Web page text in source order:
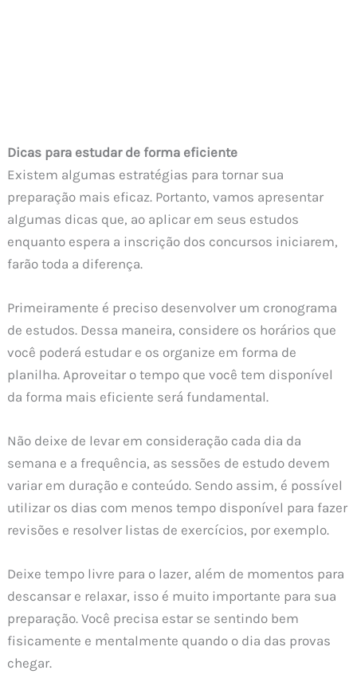
Dicas para estudar de forma eficiente
Existem algumas estratégias para tornar sua
preparação mais eficaz. Portanto, vamos apresentar
algumas dicas que, ao aplicar em seus estudos
enquanto espera a inscrição dos concursos iniciarem,
farão toda a diferença.
Primeiramente é preciso desenvolver um cronograma
de estudos. Dessa maneira, considere os horários que
você poderá estudar e os organize em forma de
planilha. Aproveitar o tempo que você tem disponível
da forma mais eficiente será fundamental.
Não deixe de levar em consideração cada dia da
semana e a frequência, as sessões de estudo devem
variar em duração e conteúdo. Sendo assim, é possível
utilizar os dias com menos tempo disponível para fazer
revisões e resolver listas de exercícios, por exemplo.
Deixe tempo livre para o lazer, além de momentos para
descansar e relaxar, isso é muito importante para sua
preparação. Você precisa estar se sentindo bem
fisicamente e mentalmente quando o dia das provas
chegar.